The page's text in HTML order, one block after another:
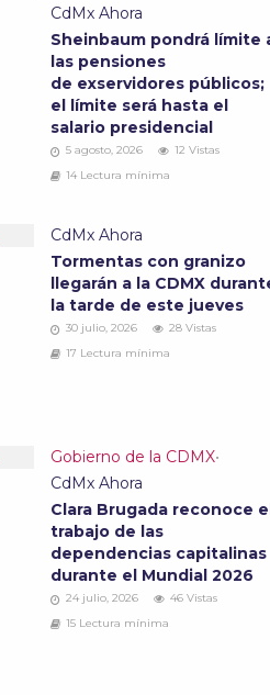
CdMx Ahora
Sheinbaum pondrá límite
las pensiones
de exservidores públicos;
el límite será hasta el
salario presidencial
5 agosto, 2026
12 Vistas
14 Lectura mínima
CdMx Ahora
Tormentas con granizo
llegarán a la CDMX
la tarde de este jueves
30 julio, 2026
28 Vistas
17 Lectura mínima
Gobierno de la CDMX•
CdMx Ahora
Clara Brugada reconoce el
trabajo de las
dependencias capitalinas
durante el Mundial 2026
24 julio, 2026
46 Vistas
15 Lectura mínima